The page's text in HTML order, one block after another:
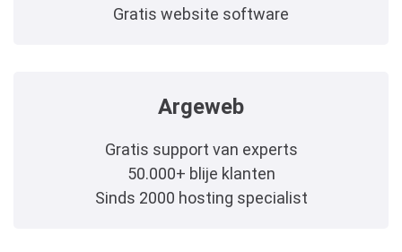
Gratis website software
Argeweb
Gratis support van experts
50.000+ blije klanten
Sinds 2000 hosting specialist